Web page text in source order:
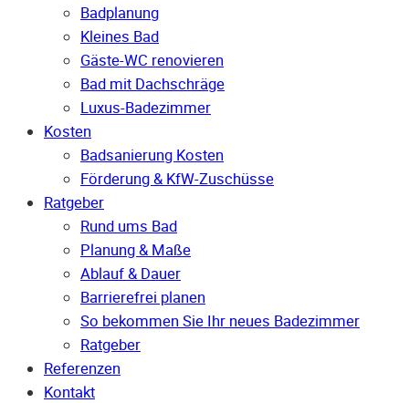
Badplanung
Kleines Bad
Gäste-WC renovieren
Bad mit Dachschräge
Luxus-Badezimmer
Kosten
Badsanierung Kosten
Förderung & KfW-Zuschüsse
Ratgeber
Rund ums Bad
Planung & Maße
Ablauf & Dauer
Barrierefrei planen
So bekommen Sie Ihr neues Badezimmer
Ratgeber
Referenzen
Kontakt